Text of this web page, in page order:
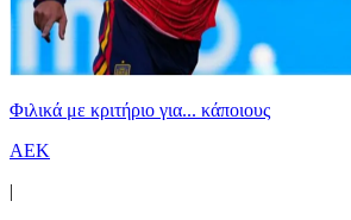
Φιλικά με κριτήριο για... κάποιους
ΑΕΚ
|